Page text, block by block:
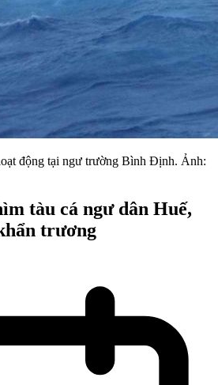
động tại ngư trường Bình Định. Ảnh:
tàu cá ngư dân Huế,
trương